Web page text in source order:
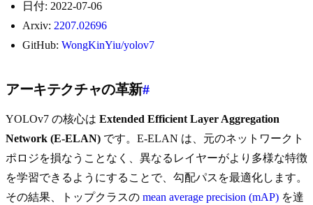
日付: 2022-07-06
Arxiv: 2207.02696
GitHub: WongKinYiu/yolov7
アーキテクチャの革新#
YOLOv7 の核心は Extended Efficient Layer Aggregation
Network (E-ELAN) です。E-ELAN は、元のネットワークト
ポロジを損なうことなく、異なるレイヤーがより多様な特徴
を学習できるようにすることで、勾配パスを最適化します。
その結果、トップクラスの mean average precision (mAP) を達